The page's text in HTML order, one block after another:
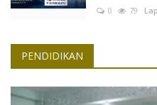
0
79
PENDIDIKAN